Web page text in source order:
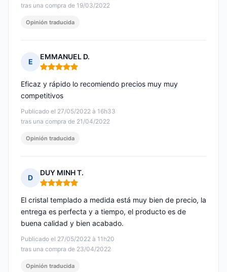
tras una compra de 19/03/2022
Opinión traducida
E
EMMANUEL D.
Nota: 5 de 5
Publicado el 27/05/2022 à 16h33
tras una compra de 21/04/2022
Eficaz y rápido lo recomiendo precios muy muy
competitivos
Opinión traducida
D
DUY MINH T.
Nota: 5 de 5
Publicado el 27/05/2022 à 11h20
tras una compra de 23/04/2022
El cristal templado a medida está muy bien de precio, la
entrega es perfecta y a tiempo, el producto es de
buena calidad y bien acabado.
Opinión traducida